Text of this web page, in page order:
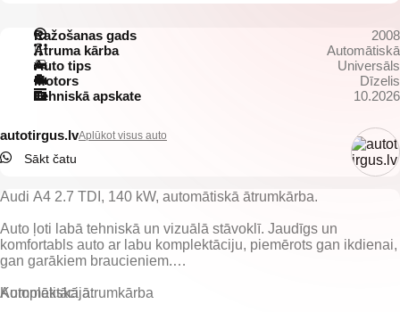
Ražošanas gads
2008
Ātruma kārba
Automātiskā
Auto tips
Universāls
Motors
Dīzelis
Tehniskā apskate
10.2026
autotirgus.lvAplūkot visus auto
Sākt čatu
Audi A4 2.7 TDI, 140 kW, automātiskā ātrumkārba.
Auto ļoti labā tehniskā un vizuālā stāvoklī. Jaudīgs un
komfortabls auto ar labu komplektāciju, piemērots gan ikdienai,
gan garākiem braucieniem.
Automātiskā ātrumkārba